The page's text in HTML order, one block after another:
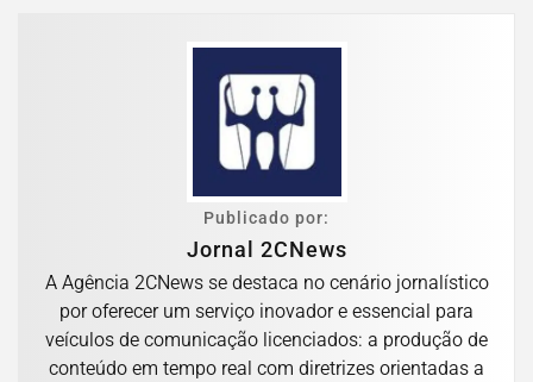
Publicado por:
Jornal 2CNews
A Agência 2CNews se destaca no cenário jornalístico
por oferecer um serviço inovador e essencial para
veículos de comunicação licenciados: a produção de
conteúdo em tempo real com diretrizes orientadas a